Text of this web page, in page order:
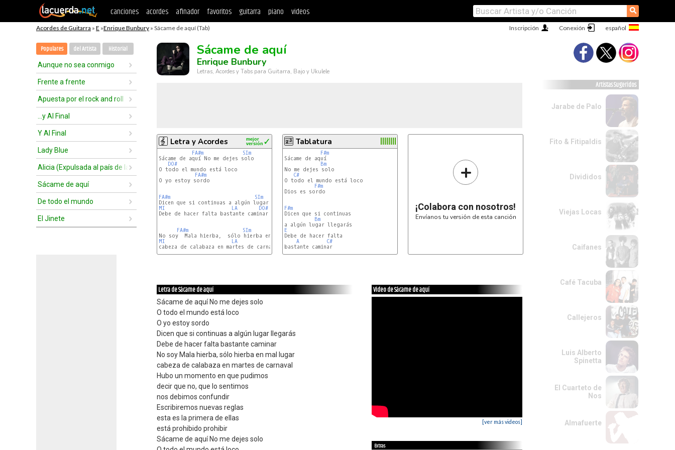
canciones acordes afinador favoritos guitarra piano videos ⚲
Acordes de Guitarra » E »Enrique Bunbury » Sácame de aquí (Tab) Conexión
Inscripción
Populares del Artista Historial
Aunque no sea conmigo
Frente a frente
Apuesta por el rock and roll
...y Al Final
Y Al Final
Lady Blue
Alicia (Expulsada al país de las maravillas)
Sácame de aquí
De todo el mundo
El Jinete
Sácame de aquí
Enrique Bunbury
Letras, Acordes y Tabs para Guitarra, Bajo y Ukulele
Letra y Acordes ✓
mejor
versión
FA#m
SIm
Sácame de aquí No me dejes solo
DO#
O todo el mundo está loco
FA#m
O yo estoy sordo
FA#m
SIm
MI
LA
DO#
Debe de hacer falta bastante caminar
FA#m
SIm
MI
LA
cabeza de calabaza en martes de carnaval
Tablatura
F#m
Sácame de aquí
Bm
No me dejes solo
C#
O todo el mundo está loco
F#m
Dios es sordo
F#m
Bm
E
A
C#
bastante caminar
+
¡Colabora con nosotros!
Envíanos tu versión de esta canción
Letra de Sácame de aquí
Sácame de aquí No me dejes solo
O todo el mundo está loco
O yo estoy sordo
Dicen que si continuas a algún lugar llegarás
Debe de hacer falta bastante caminar
No soy Mala hierba, sólo hierba en mal lugar
cabeza de calabaza en martes de carnaval
Hubo un momento en que pudimos
decir que no, que lo sentimos
nos debimos confundir
Escribiremos nuevas reglas
esta es la primera de ellas
está prohibido prohibir
Sácame de aquí No me dejes solo
Video de Sácame de aquí
[ver más videos]
Extras
Artistas Sugeridos
Jarabe de Palo
Fito & Fitipaldis
Divididos
Viejas Locas
Caifanes
Café Tacuba
Callejeros
Luis Alberto
Spinetta
El Cuarteto de
Nos
Almafuerte